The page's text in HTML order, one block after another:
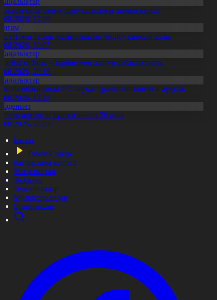
балық шаруашылығы дамып келеді
17:09
еті мен тауық жұмыртқасын өндіру қарқын алды
10:05
отбасы – тәрбие мен дәстүр сабақтастығы
20:19
облысында 157 науқас трансплантацияға мұқтаж
17:11
архивтің құрылғанына 20 жыл
20:03
Басты
Тікелей эфир
Бағдарлама кестесі
Жаңалықтар
Жобалар
Телехикаялар
Мультсериалдар
Видеоархив